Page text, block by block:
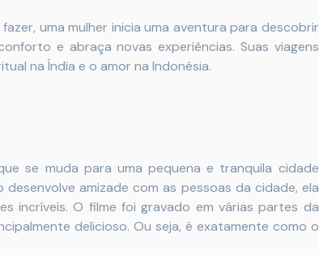
uma mulher inicia uma aventura para descobrir
e abraça novas experiências. Suas viagens
na Índia e o amor na Indonésia.
se muda para uma pequena e tranquila cidade
amizade com as pessoas da cidade, ela
incríveis. O filme foi gravado em várias partes da
delicioso. Ou seja, é exatamente como o